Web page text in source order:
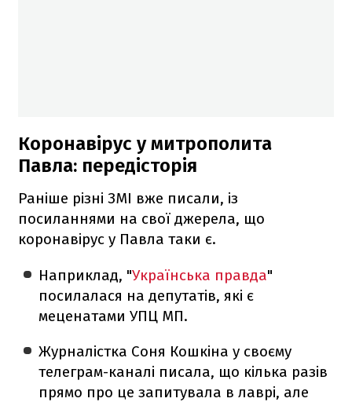
Коронавірус у митрополита
Павла: передісторія
Раніше різні ЗМІ вже писали, із
посиланнями на свої джерела, що
коронавірус у Павла таки є.
Наприклад, "Українська правда"
посилалася на депутатів, які є
меценатами УПЦ МП.
Журналістка Соня Кошкіна у своєму
телеграм-каналі писала, що кілька разів
прямо про це запитувала в лаврі, але